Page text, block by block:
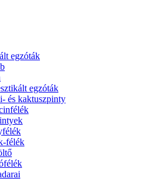
egzóták
egzóták
és kaktuszpinty
félék